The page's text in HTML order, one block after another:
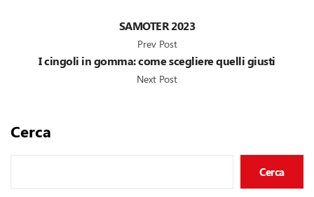
SAMOTER 2023
Prev Post
I cingoli in gomma: come scegliere quelli giusti
Next Post
Cerca
Cerca